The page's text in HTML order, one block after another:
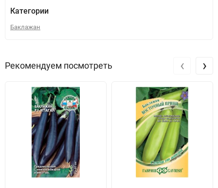
Категории
Баклажан
Рекомендуем посмотреть ‹ ›